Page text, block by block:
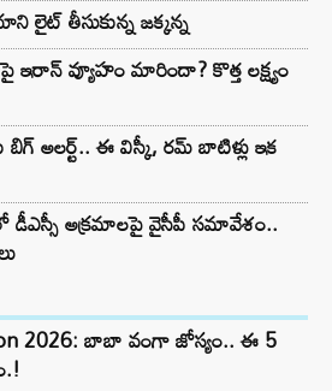
లైట్ తీసుకున్న జక్కన్న
ఇరాన్ వ్యూహం మారిందా? కొత్త లక్ష్యం
బిగ్ అలర్ట్.. ఈ విస్కీ, రమ్ బాటిళ్లు ఇక
డీఎస్సీ అక్రమాలపై వైసీపీ సమావేశం..
2026: బాబా వంగా జోస్యం.. ఈ 5